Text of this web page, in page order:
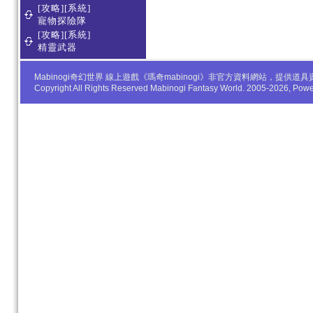
[攻略][系統]
寵物探險隊
[攻略][系統]
精靈武器
Mabinogi奇幻世界 線上遊戲《瑪奇mabinogi》非官方資料網站，提供道
Copyright All Rights Reserved Mabinogi Fantasy World. 2005-2026,